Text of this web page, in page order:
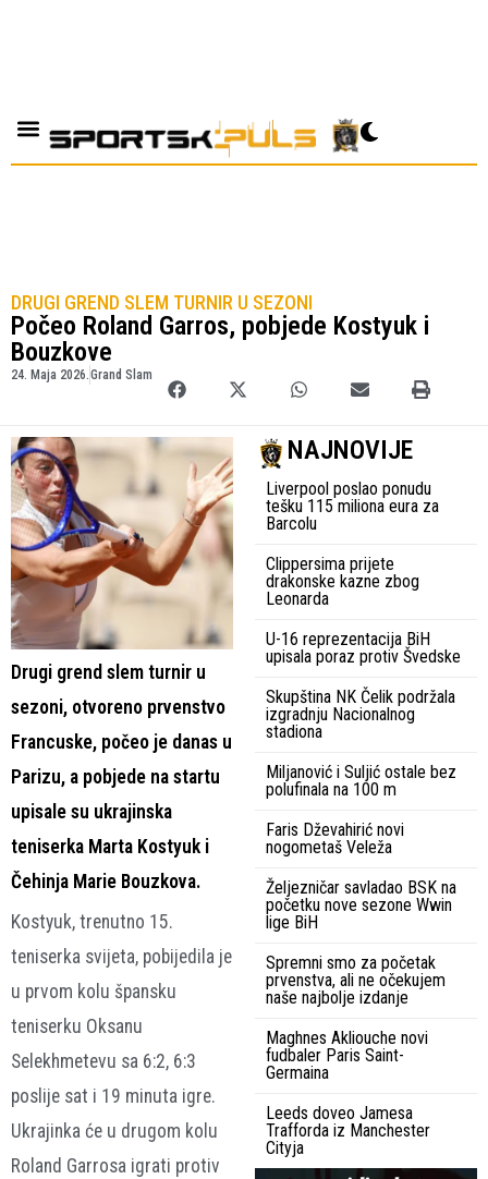
DRUGI GREND SLEM TURNIR U SEZONI
Počeo Roland Garros, pobjede Kostyuk i
Bouzkove
24. Maja 2026.Grand Slam
Drugi grend slem turnir u
sezoni, otvoreno prvenstvo
Francuske, počeo je danas u
Parizu, a pobjede na startu
upisale su ukrajinska
teniserka Marta Kostyuk i
Čehinja Marie Bouzkova.
Kostyuk, trenutno 15.
teniserka svijeta, pobijedila je
u prvom kolu špansku
teniserku Oksanu
Selekhmetevu sa 6:2, 6:3
poslije sat i 19 minuta igre.
Ukrajinka će u drugom kolu
Roland Garrosa igrati protiv
NAJNOVIJE
Liverpool poslao ponudu
tešku 115 miliona eura za
Barcolu
Clippersima prijete
drakonske kazne zbog
Leonarda
U-16 reprezentacija BiH
upisala poraz protiv Švedske
Skupština NK Čelik podržala
izgradnju Nacionalnog
stadiona
Miljanović i Suljić ostale bez
polufinala na 100 m
Faris Dževahirić novi
nogometaš Veleža
Željezničar savladao BSK na
početku nove sezone Wwin
lige BiH
Spremni smo za početak
prvenstva, ali ne očekujem
naše najbolje izdanje
Maghnes Akliouche novi
fudbaler Paris Saint-
Germaina
Leeds doveo Jamesa
Trafforda iz Manchester
Cityja